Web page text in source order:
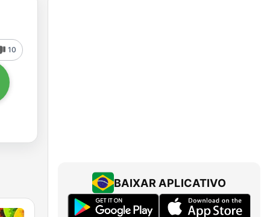
10
BAIXAR APLICATIVO